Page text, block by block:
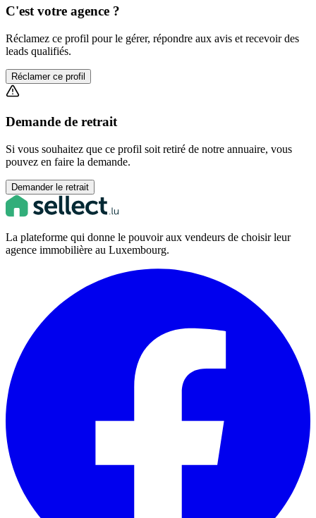
C'est votre agence ?
Réclamez ce profil pour le gérer, répondre aux avis et recevoir des
leads qualifiés.
Réclamer ce profil
Demande de retrait
Si vous souhaitez que ce profil soit retiré de notre annuaire, vous
pouvez en faire la demande.
Demander le retrait
La plateforme qui donne le pouvoir aux vendeurs de choisir leur
agence immobilière au Luxembourg.